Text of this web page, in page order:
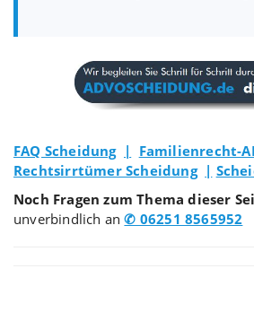
FAQ Scheidung | Familienrecht-
Rechtsirrtümer Scheidung |
Noch Fragen zum Thema dieser
unverbindlich an✆ 06251 8565952